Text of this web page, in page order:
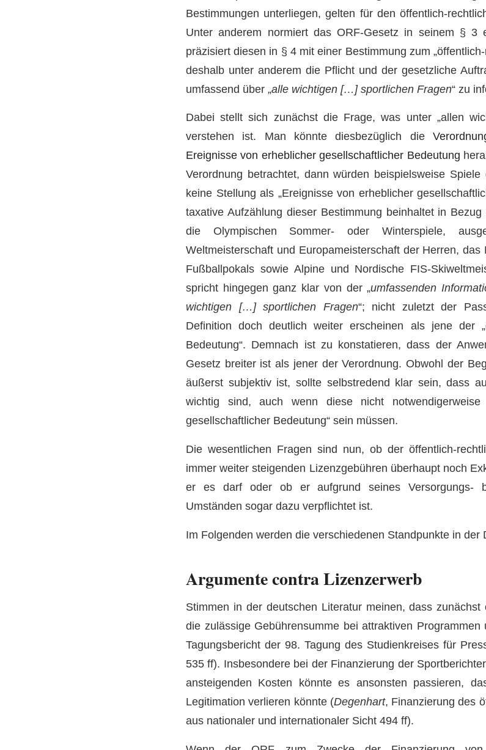
Bestimmungen unterliegen, gelten für den öffentlich-
Unter anderem normiert das ORF-Gesetz in seinem § 3
präzisiert diesen in § 4 mit einer Bestimmung zum
deshalb unter anderem die Pflicht und der gesetzliche
umfassend über „alle wichtigen […] sportlichen Fragen“ zu
Dabei stellt sich zunächst die Frage, was unter „allen
verstehen ist. Man könnte diesbezüglich die
Ereignisse von erheblicher gesellschaftlicher Bedeutung
Verordnung betrachtet, dann würden beispielsweise
keine Stellung als „Ereignisse von erheblicher
taxative Aufzählung dieser Bestimmung beinhaltet in
die Olympischen Sommer- oder Winterspiele,
Weltmeisterschaft und Europameisterschaft der Herren,
Fußballpokals sowie Alpine und Nordische FIS-
spricht hingegen ganz klar von der „umfassenden
wichtigen […] sportlichen Fragen“; nicht zuletzt der
Definition doch deutlich weiter erscheinen als jene der
Bedeutung“. Demnach ist zu konstatieren, dass der
Gesetz breiter ist als jener der Verordnung. Obwohl der
äußerst subjektiv ist, sollte selbstredend klar sein, dass
wichtig sind, auch wenn diese nicht notwendigerweise
gesellschaftlicher Bedeutung“ sein müssen.
Die wesentlichen Fragen sind nun, ob der öffentlich-
immer weiter steigenden Lizenzgebühren überhaupt noch
er es darf oder ob er aufgrund seines Versorgungs-
Umständen sogar dazu verpflichtet ist.
Im Folgenden werden die verschiedenen Standpunkte in der
Argumente contra Lizenzerwerb
Stimmen in der deutschen Literatur meinen, dass
die zulässige Gebührensumme bei attraktiven Programmen
Tagungsbericht der 98. Tagung des Studienkreises für
535 ff). Insbesondere bei der Finanzierung der
ansteigenden Kosten könnte es ansonsten passieren,
Legitimation verlieren könnte (Degenhart, Finanzierung des
aus nationaler und internationaler Sicht 494 ff).